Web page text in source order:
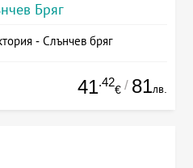
Бряг
- Слънчев бряг
41.42
€ / 81лв.